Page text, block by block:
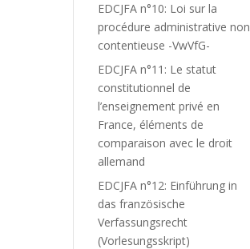
EDCJFA n°10: Loi sur la
procédure administrative non
contentieuse -VwVfG-
EDCJFA n°11: Le statut
constitutionnel de
l’enseignement privé en
France, éléments de
comparaison avec le droit
allemand
EDCJFA n°12: Einführung in
das französische
Verfassungsrecht
(Vorlesungsskript)